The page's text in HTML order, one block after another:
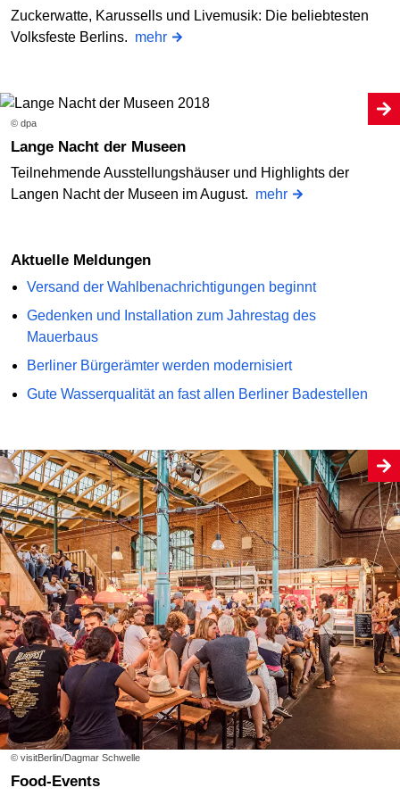
Zuckerwatte, Karussells und Livemusik: Die beliebtesten
Volksfeste Berlins. mehr
© dpa
Lange Nacht der Museen
Teilnehmende Ausstellungshäuser und Highlights der
Langen Nacht der Museen im August. mehr
Aktuelle Meldungen
Versand der Wahlbenachrichtigungen beginnt
Gedenken und Installation zum Jahrestag des
Mauerbaus
Berliner Bürgerämter werden modernisiert
Gute Wasserqualität an fast allen Berliner Badestellen
© visitBerlin/Dagmar Schwelle
Food-Events